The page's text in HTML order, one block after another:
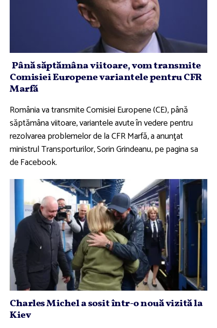
Până săptămâna viitoare, vom transmite
Comisiei Europene variantele pentru CFR
Marfă
România va transmite Comisiei Europene (CE), până
săptămâna viitoare, variantele avute în vedere pentru
rezolvarea problemelor de la CFR Marfă, a anunţat
ministrul Transporturilor, Sorin Grindeanu, pe pagina sa
de Facebook.
Charles Michel a sosit într-o nouă vizită la
Kiev